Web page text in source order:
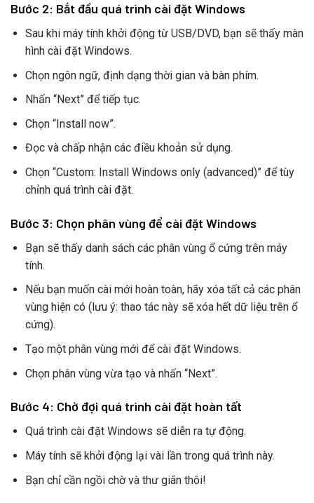
Bước 2: Bắt đầu quá trình cài đặt Windows
Sau khi máy tính khởi động từ USB/DVD, bạn sẽ thấy màn
hình cài đặt Windows.
Chọn ngôn ngữ, định dạng thời gian và bàn phím.
Nhấn “Next” để tiếp tục.
Chọn “Install now”.
Đọc và chấp nhận các điều khoản sử dụng.
Chọn “Custom: Install Windows only (advanced)” để tùy
chỉnh quá trình cài đặt.
Bước 3: Chọn phân vùng để cài đặt Windows
Bạn sẽ thấy danh sách các phân vùng ổ cứng trên máy
tính.
Nếu bạn muốn cài mới hoàn toàn, hãy xóa tất cả các phân
vùng hiện có (lưu ý: thao tác này sẽ xóa hết dữ liệu trên ổ
cứng).
Tạo một phân vùng mới để cài đặt Windows.
Chọn phân vùng vừa tạo và nhấn “Next”.
Bước 4: Chờ đợi quá trình cài đặt hoàn tất
Quá trình cài đặt Windows sẽ diễn ra tự động.
Máy tính sẽ khởi động lại vài lần trong quá trình này.
Bạn chỉ cần ngồi chờ và thư giãn thôi!